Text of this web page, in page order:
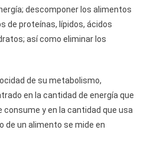
descomponer los alimentos
de proteínas, lípidos, ácidos
así como eliminar los
de su metabolismo,
en la cantidad de energía que
y en la cantidad que usa
de un alimento se mide en